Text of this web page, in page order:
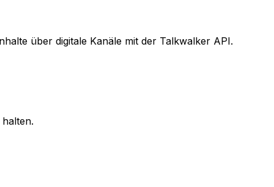
über digitale Kanäle mit der Talkwalker API.